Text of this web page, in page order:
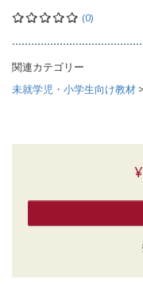
(0)
関連カテゴリー
未就学児・小学生向け教材 >